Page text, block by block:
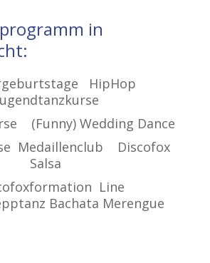
in
HipHop
(Funny) Wedding Dance
Medaillenclub
Discofox
Salsa
Line
Bachata Merengue